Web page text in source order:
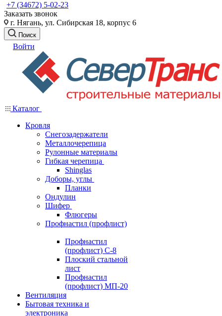
+7 (34672) 5-02-23
Заказать звонок
г. Нягань, ул. Сибирская 18, корпус 6
Поиск
Войти
Каталог
Кровля
Снегозадержатели
Металлочерепица
Рулонные материалы
Гибкая черепица
Shinglas
Доборы, углы
Планки
Ондулин
Шифер
Флюгеры
Профнастил (профлист)
Профнастил
(профлист) С-8
Плоский стальной
лист
Профнастил
(профлист) МП-20
Вентиляция
Бытовая техника и
электроника